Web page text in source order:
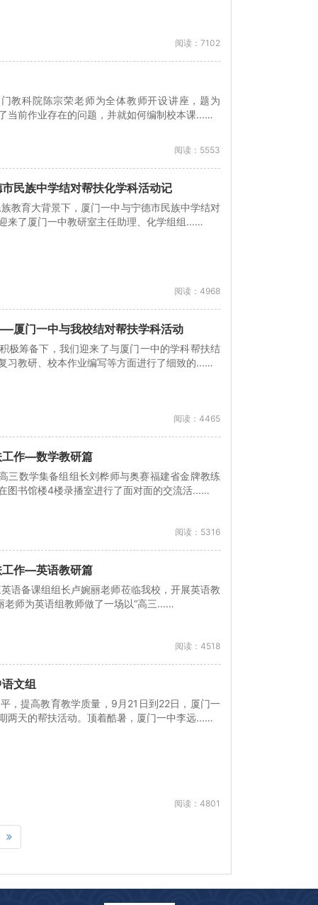
阅读：7102
教科院陈宗荣老师为全体教师开设讲座，题为
当前作业存在的问题，并就如何编制校本课...…
阅读：5553
民族中学结对帮扶化学科活动记
教育大背景下，厦门一中与宁德市民族中学结对
来了厦门一中教研室主任助理、化学组组...…
阅读：4968
厦门一中与我校结对帮扶学科活动
极筹备下，我们迎来了与厦门一中的学科帮扶结
习教研、校本作业编写等方面进行了细致的...…
阅读：4465
工作—数学教研篇
三数学集备组组长刘桦师与奥赛福建省金牌教练
图书馆楼4楼录播室进行了面对面的交流活...…
阅读：5316
工作—英语教研篇
语备课组组长卢婉丽老师莅临我校，开展英语教
师为英语组教师做了一场以“高三...…
阅读：4518
文组
，提高教育教学质量，9月21日到22日，厦门一
两天的帮扶活动。顶着酷暑，厦门一中李远...…
阅读：4801